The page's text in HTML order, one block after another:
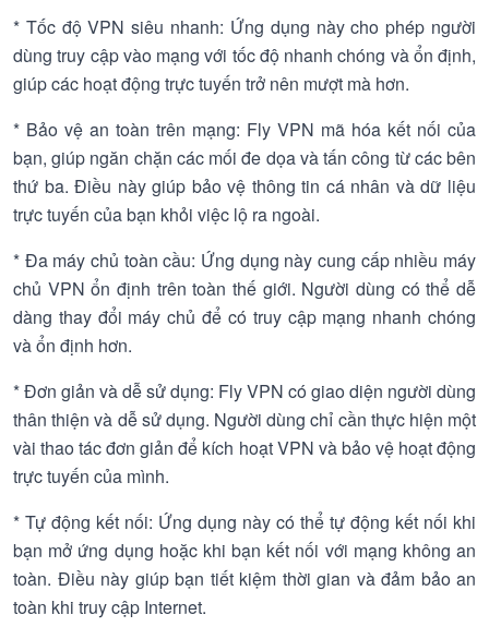
* Tốc độ VPN siêu nhanh: Ứng dụng này cho phép người
dùng truy cập vào mạng với tốc độ nhanh chóng và ổn định,
giúp các hoạt động trực tuyến trở nên mượt mà hơn.
* Bảo vệ an toàn trên mạng: Fly VPN mã hóa kết nối của
bạn, giúp ngăn chặn các mối đe dọa và tấn công từ các bên
thứ ba. Điều này giúp bảo vệ thông tin cá nhân và dữ liệu
trực tuyến của bạn khỏi việc lộ ra ngoài.
* Đa máy chủ toàn cầu: Ứng dụng này cung cấp nhiều máy
chủ VPN ổn định trên toàn thế giới. Người dùng có thể dễ
dàng thay đổi máy chủ để có truy cập mạng nhanh chóng
và ổn định hơn.
* Đơn giản và dễ sử dụng: Fly VPN có giao diện người dùng
thân thiện và dễ sử dụng. Người dùng chỉ cần thực hiện một
vài thao tác đơn giản để kích hoạt VPN và bảo vệ hoạt động
trực tuyến của mình.
* Tự động kết nối: Ứng dụng này có thể tự động kết nối khi
bạn mở ứng dụng hoặc khi bạn kết nối với mạng không an
toàn. Điều này giúp bạn tiết kiệm thời gian và đảm bảo an
toàn khi truy cập Internet.